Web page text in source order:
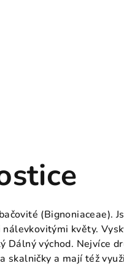
(Bignoniaceae).
květy.
Dálný východ. Nejvíce
skalničky a mají též